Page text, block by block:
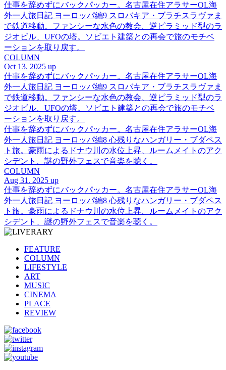
仕事を辞めずにバックパッカー。名古屋在住アラサーOL海
外一人旅日記 ヨーロッパ編9 スロバキア・ブラチスラヴァま
で鉄道移動。ファンシーな水色の教会、逆ピラミッド型のラ
ジオビル、UFOの塔。ソビエト建築との再会で旅のモチベ
ーションを取り戻す。
COLUMN
Oct 13. 2025 up
仕事を辞めずにバックパッカー。名古屋在住アラサーOL海
外一人旅日記 ヨーロッパ編9 スロバキア・ブラチスラヴァま
で鉄道移動。ファンシーな水色の教会、逆ピラミッド型のラ
ジオビル、UFOの塔。ソビエト建築との再会で旅のモチベ
ーションを取り戻す。
仕事を辞めずにバックパッカー。名古屋在住アラサーOL海
外一人旅日記 ヨーロッパ編8 心残りなハンガリー・ブダペス
ト旅。豪雨によるドナウ川の水位上昇、ルームメイトのアク
シデント、謎の野外フェスで音楽を聴く。
COLUMN
Aug 31. 2025 up
仕事を辞めずにバックパッカー。名古屋在住アラサーOL海
外一人旅日記 ヨーロッパ編8 心残りなハンガリー・ブダペス
ト旅。豪雨によるドナウ川の水位上昇、ルームメイトのアク
シデント、謎の野外フェスで音楽を聴く。
FEATURE
COLUMN
LIFESTYLE
ART
MUSIC
CINEMA
PLACE
REVIEW